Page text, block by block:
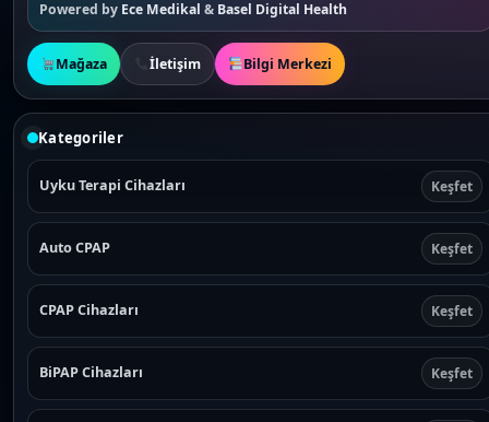
Powered by Ece Medikal & Basel Digital Health
Mağaza İletişim Bilgi Merkezi
Kategoriler
Uyku Terapi Cihazları Keşfet
Auto CPAP Keşfet
CPAP Cihazları Keşfet
BiPAP Cihazları Keşfet